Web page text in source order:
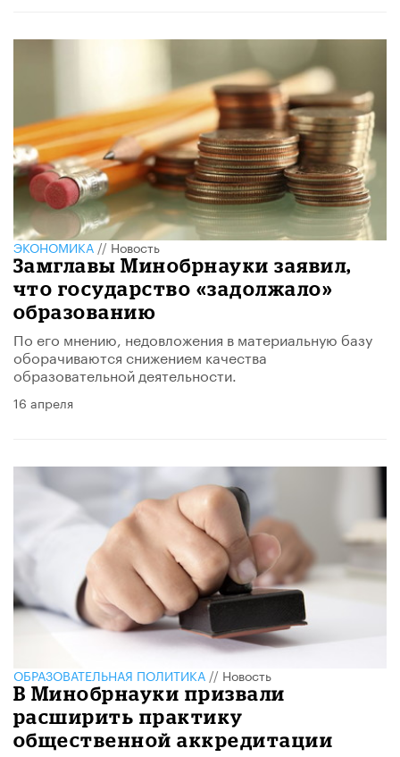
ЭКОНОМИКА//Новость
Замглавы Минобрнауки заявил,
что государство «задолжало»
образованию
По его мнению, недовложения в материальную базу
оборачиваются снижением качества
образовательной деятельности.
16 апреля
ОБРАЗОВАТЕЛЬНАЯ ПОЛИТИКА // Новость
В Минобрнауки призвали
расширить практику
общественной аккредитации